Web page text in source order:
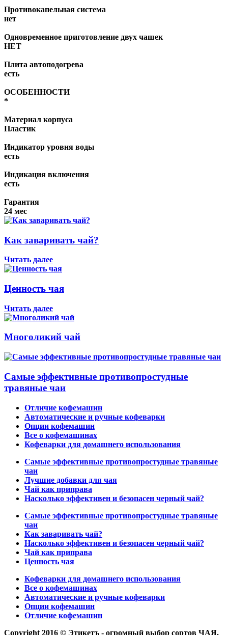
Противокапельная система
нет
Одновременное приготовление двух чашек
НЕТ
Плита автоподогрева
есть
ОСОБЕННОСТИ
*
Материал корпуса
Пластик
Индикатор уровня воды
есть
Индикация включения
есть
Гарантия
24 мес
Как заваривать чай?
Читать далее
Ценность чая
Читать далее
Многоликий чай
Самые эффективные противопростудные
травяные чаи
Отличие кофемашин
Автоматические и ручные кофеварки
Опции кофемашин
Все о кофемашинах
Кофеварки для домашнего использования
Самые эффективные противопростудные травяные
чаи
Лучшие добавки для чая
Чай как приправа
Насколько эффективен и безопасен черный чай?
Самые эффективные противопростудные травяные
чаи
Как заваривать чай?
Насколько эффективен и безопасен черный чай?
Чай как приправа
Ценность чая
Кофеварки для домашнего использования
Все о кофемашинах
Автоматические и ручные кофеварки
Опции кофемашин
Отличие кофемашин
Copyright 2016 © Этикетъ - огромный выбор сортов ЧАЯ,